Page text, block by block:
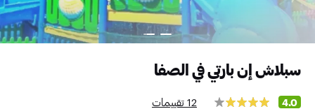
سبلاش إن بارتي في الصفا
4.0 12 تقييمات